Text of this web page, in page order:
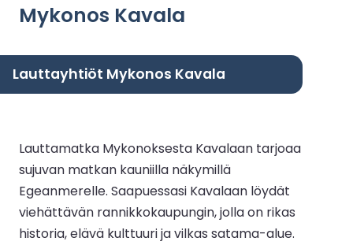
Mykonos Kavala
Lauttayhtiöt Mykonos Kavala
Lauttamatka Mykonoksesta Kavalaan tarjoaa
sujuvan matkan kauniilla näkymillä
Egeanmerelle. Saapuessasi Kavalaan löydät
viehättävän rannikkokaupungin, jolla on rikas
historia, elävä kulttuuri ja vilkas satama-alue.